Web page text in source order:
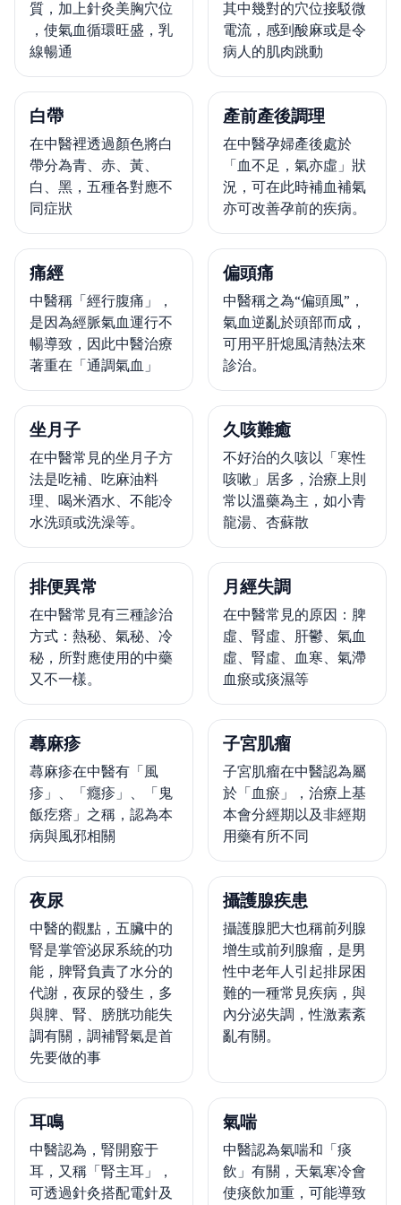
質，加上針灸美胸穴位
，使氣血循環旺盛，乳
線暢通
其中幾對的穴位接駁微
電流，感到酸麻或是令
病人的肌肉跳動
白帶
在中醫裡透過顏色將白
帶分為青、赤、黃、
白、黑，五種各對應不
同症狀
產前產後調理
在中醫孕婦產後處於
「血不足，氣亦虛」狀
況，可在此時補血補氣
亦可改善孕前的疾病。
痛經
中醫稱「經行腹痛」，
是因為經脈氣血運行不
暢導致，因此中醫治療
著重在「通調氣血」
偏頭痛
中醫稱之為“偏頭風”，
氣血逆亂於頭部而成，
可用平肝熄風清熱法來
診治。
坐月子
在中醫常見的坐月子方
法是吃補、吃麻油料
理、喝米酒水、不能冷
水洗頭或洗澡等。
久咳難癒
不好治的久咳以「寒性
咳嗽」居多，治療上則
常以溫藥為主，如小青
龍湯、杏蘇散
排便異常
在中醫常見有三種診治
方式：熱秘、氣秘、冷
秘，所對應使用的中藥
又不一樣。
月經失調
在中醫常見的原因：脾
虛、腎虛、肝鬱、氣血
虛、腎虛、血寒、氣滯
血瘀或痰濕等
蕁麻疹
蕁麻疹在中醫有「風
疹」、「癮疹」、「鬼
飯疙瘩」之稱，認為本
病與風邪相關
子宮肌瘤
子宮肌瘤在中醫認為屬
於「血瘀」，治療上基
本會分經期以及非經期
用藥有所不同
夜尿
中醫的觀點，五臟中的
腎是掌管泌尿系統的功
能，脾腎負責了水分的
代謝，夜尿的發生，多
與脾、腎、膀胱功能失
調有關，調補腎氣是首
先要做的事
攝護腺疾患
攝護腺肥大也稱前列腺
增生或前列腺瘤，是男
性中老年人引起排尿困
難的一種常見疾病，與
內分泌失調，性激素紊
亂有關。
耳鳴
中醫認為，腎開竅于
耳，又稱「腎主耳」，
可透過針灸搭配電針及
氣喘
中醫認為氣喘和「痰
飲」有關，天氣寒冷會
使痰飲加重，可能導致